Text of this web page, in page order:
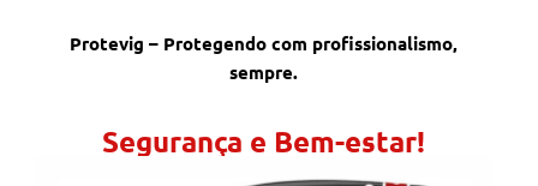
Protevig – Protegendo com profissionalismo,
sempre.
Segurança e Bem-estar!